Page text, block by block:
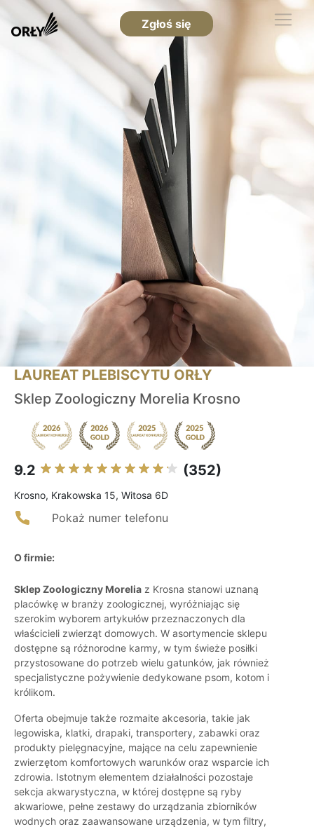
Zgłoś się
LAUREAT PLEBISCYTU ORŁY
Sklep Zoologiczny Morelia Krosno
9.2 (352)
Krosno, Krakowska 15, Witosa 6D
Pokaż numer telefonu
O firmie:
Sklep Zoologiczny Morelia z Krosna stanowi uznaną
placówkę w branży zoologicznej, wyróżniając się
szerokim wyborem artykułów przeznaczonych dla
właścicieli zwierząt domowych. W asortymencie sklepu
dostępne są różnorodne karmy, w tym świeże posiłki
przystosowane do potrzeb wielu gatunków, jak również
specjalistyczne pożywienie dedykowane psom, kotom i
królikom.
Oferta obejmuje także rozmaite akcesoria, takie jak
legowiska, klatki, drapaki, transportery, zabawki oraz
produkty pielęgnacyjne, mające na celu zapewnienie
zwierzętom komfortowych warunków oraz wsparcie ich
zdrowia. Istotnym elementem działalności pozostaje
sekcja akwarystyczna, w której dostępne są ryby
akwariowe, pełne zestawy do urządzania zbiorników
wodnych oraz zaawansowane urządzenia, w tym filtry,